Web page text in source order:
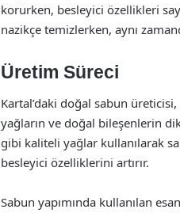
korurken, besleyici özellikleri
nazikçe temizlerken, aynı
Üretim Süreci
Kartal’daki doğal sabun
yağların ve doğal bileşenlerin
gibi kaliteli yağlar kullanılarak
besleyici özelliklerini artırır.
Sabun yapımında kullanılan